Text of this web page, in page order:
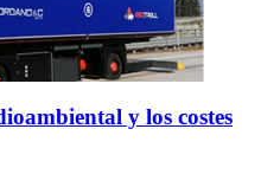
y los costes